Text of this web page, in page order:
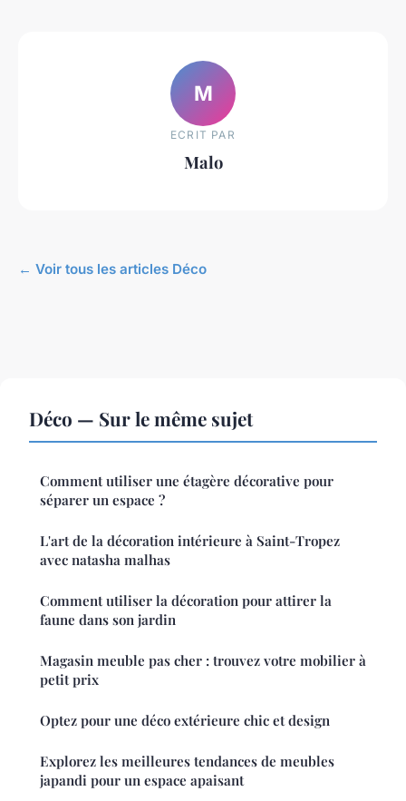
M
ECRIT PAR
Malo
← Voir tous les articles Déco
Déco — Sur le même sujet
Comment utiliser une étagère décorative pour
séparer un espace ?
L'art de la décoration intérieure à Saint-Tropez
avec natasha malhas
Comment utiliser la décoration pour attirer la
faune dans son jardin
Magasin meuble pas cher : trouvez votre mobilier à
petit prix
Optez pour une déco extérieure chic et design
Explorez les meilleures tendances de meubles
japandi pour un espace apaisant